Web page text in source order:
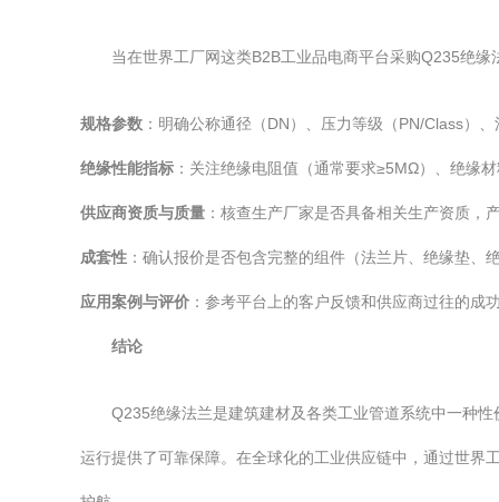
当在世界工厂网这类B2B工业品电商平台采购Q235绝
规格参数 ：明确公称通径（DN）、压力等级（PN/Class）
绝缘性能指标 ：关注绝缘电阻值（通常要求≥5MΩ）、绝缘
供应商资质与质量 ：核查生产厂家是否具备相关生产资质
成套性 ：确认报价是否包含完整的组件（法兰片、绝缘垫、
应用案例与评价 ：参考平台上的客户反馈和供应商过往的
结论
Q235绝缘法兰是建筑建材及各类工业管道系统中一种
运行提供了可靠保障。在全球化的工业供应链中，通过世界